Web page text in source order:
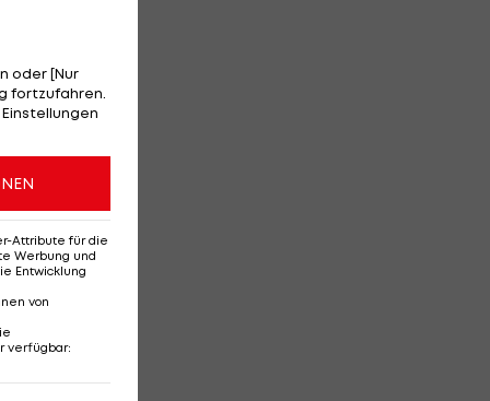
oder [Nur
fortzufahren.
Attribute für die
Werbung und
Entwicklung
von
verfügbar: